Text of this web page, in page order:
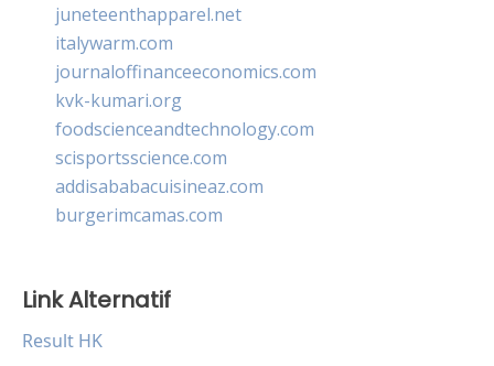
juneteenthapparel.net
italywarm.com
journaloffinanceeconomics.com
kvk-kumari.org
foodscienceandtechnology.com
scisportsscience.com
addisababacuisineaz.com
burgerimcamas.com
Link Alternatif
Result HK